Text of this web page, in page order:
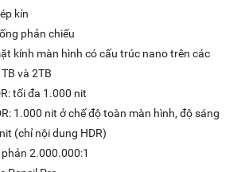
kín
phản chiếu
kính màn hình có cấu trúc nano trên các
và 2TB
tối đa 1.000 nit
1.000 nit ở chế độ toàn màn hình, độ sáng
(chỉ nội dung HDR)
2.000.000:1